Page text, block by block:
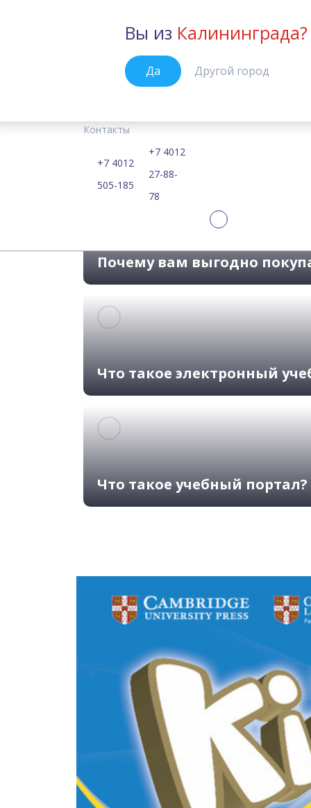
Калининград
Вы из Калининграда?
Да Другой город
Цены
Контакты
+7 4012
505-185
+7 4012
27-88-
78
Самые
Почему вам выгодно
Что такое электронный
Что такое учебный портал?